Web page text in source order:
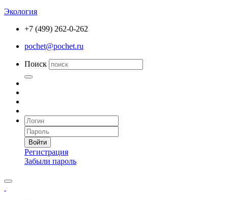
Экология
+7 (499) 262-0-262
pochet@pochet.ru
Поиск
Войти
Регистрация
Забыли пароль